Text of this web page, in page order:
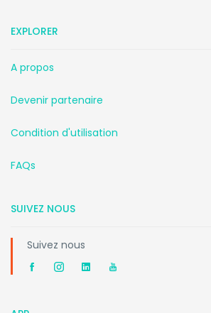
EXPLORER
A propos
Devenir partenaire
Condition d'utilisation
FAQs
SUIVEZ NOUS
Suivez nous